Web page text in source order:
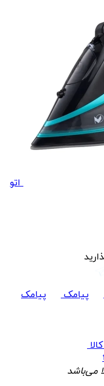
اتو
پیامک
پیامک
می‌باشد